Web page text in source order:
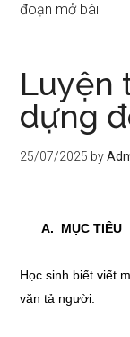
đoạn mở bài
Luyện
dựng
25/07/2025 by
A. MỤC TIÊU
Học sinh biết viết
văn tả người.